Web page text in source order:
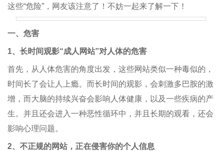
这些“危险”，网友该注意了！不妨一起来了解一下！
一、危害
1、长时间观影“成人网站”对人体的危害
首先，从人体危害的角度出发，这些网站类似一种毒似的，
时间长了会让人上瘾。而长时间的观影，会刺激多巴胺的激
增，而大脑的持续兴奋会影响人体健康，以及一些疾病的产
生。并且还会进入一种恶性循环中，并且长期的观看，还会
影响心理问题。
2、不正规的网站，正在侵害你的个人信息